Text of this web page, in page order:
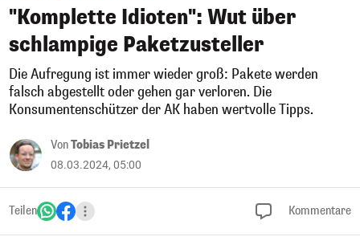
"Komplette Idioten": Wut über
schlampige Paketzusteller
Die Aufregung ist immer wieder groß: Pakete werden
falsch abgestellt oder gehen gar verloren. Die
Konsumentenschützer der AK haben wertvolle Tipps.
VonTobias Prietzel
08.03.2024, 05:00
Teilen Kommentare